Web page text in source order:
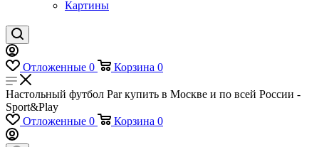
Картины
Отложенные 0 Корзина 0
Настольный футбол Par купить в Москве и по всей России -
Sport&Play
Отложенные 0 Корзина 0